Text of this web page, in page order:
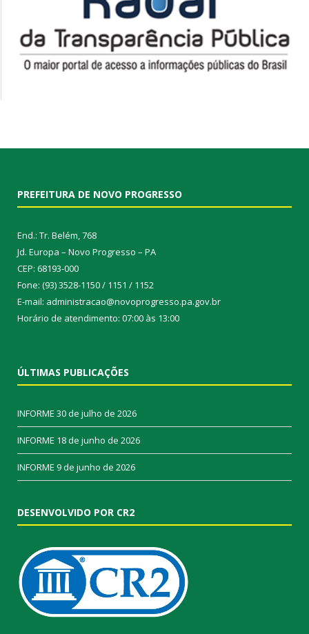
PREFEITURA DE NOVO PROGRESSO
End.: Tr. Belém, 768
Jd. Europa – Novo Progresso – PA
CEP: 68193-000
Fone: (93) 3528-1150 / 1151 / 1152
E-mail: administracao@novoprogresso.pa.gov.br
Horário de atendimento: 07:00 às 13:00
ÚLTIMAS PUBLICAÇÕES
INFORME 30 de julho de 2026
INFORME 18 de junho de 2026
INFORME 9 de junho de 2026
DESENVOLVIDO POR CR2